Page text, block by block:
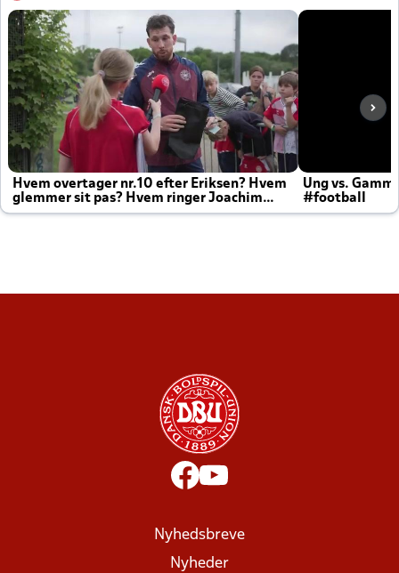
Hvem overtager nr.10 efter Eriksen? Hvem
glemmer sit pas? Hvem ringer Joachim
altid til efter kampe?
Ung vs.
#football
Nyhedsbreve
Nyheder